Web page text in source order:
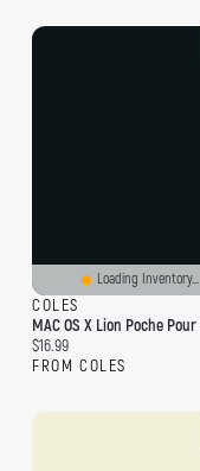
Loading Inventory...
COLES
Current price:
$16.99
FROM COLES